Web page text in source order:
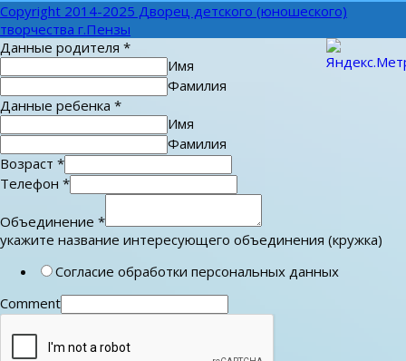
Copyright 2014-2025 Дворец детского (юношеского)
творчества г.Пензы
Данные родителя *
Имя
Фамилия
Данные ребенка *
Имя
Фамилия
Возраст *
Телефон *
Объединение *
укажите название интересующего объединения (кружка)
Согласие обработки персональных данных
Comment